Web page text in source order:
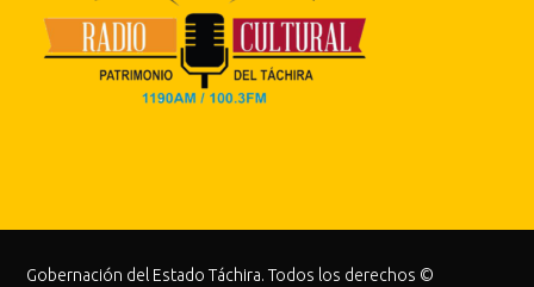
Gobernación del Estado Táchira. Todos los derechos ©